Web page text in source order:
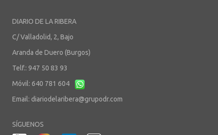
DIARIO DE LA RIBERA
C/ Valladolid, 2, Bajo
Aranda de Duero (Burgos)
Telf.: 947 50 83 93
Móvil: 640 781 604
Email: diariodelaribera@grupodr.com
SÍGUENOS